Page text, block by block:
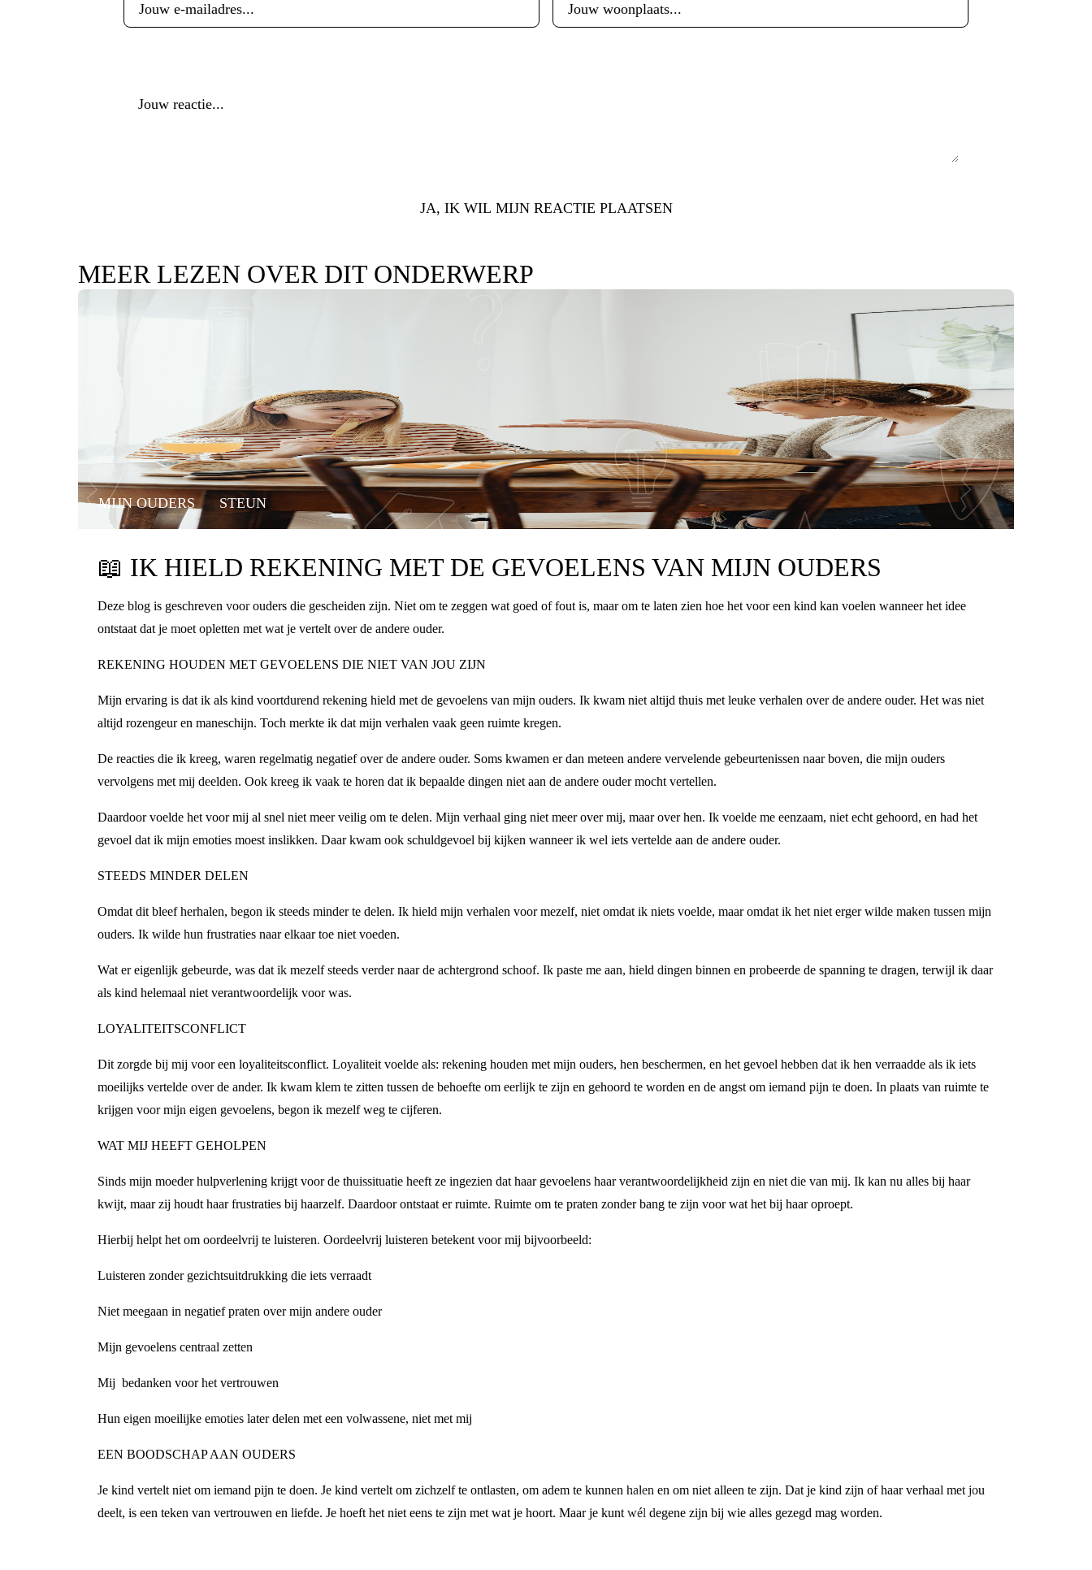
JA, IK WIL MIJN REACTIE PLAATSEN
MEER LEZEN OVER DIT ONDERWERP
MIJN OUDERS STEUN
📖 IK HIELD REKENING MET DE GEVOELENS VAN MIJN OUDERS
Deze blog is geschreven voor ouders die gescheiden zijn. Niet om te zeggen wat goed of fout is, maar om te laten zien hoe het voor een kind kan voelen wanneer het idee
ontstaat dat je moet opletten met wat je vertelt over de andere ouder.
REKENING HOUDEN MET GEVOELENS DIE NIET VAN JOU ZIJN
Mijn ervaring is dat ik als kind voortdurend rekening hield met de gevoelens van mijn ouders. Ik kwam niet altijd thuis met leuke verhalen over de andere ouder. Het was niet
altijd rozengeur en maneschijn. Toch merkte ik dat mijn verhalen vaak geen ruimte kregen.
De reacties die ik kreeg, waren regelmatig negatief over de andere ouder. Soms kwamen er dan meteen andere vervelende gebeurtenissen naar boven, die mijn ouders
vervolgens met mij deelden. Ook kreeg ik vaak te horen dat ik bepaalde dingen niet aan de andere ouder mocht vertellen.
Daardoor voelde het voor mij al snel niet meer veilig om te delen. Mijn verhaal ging niet meer over mij, maar over hen. Ik voelde me eenzaam, niet echt gehoord, en had het
gevoel dat ik mijn emoties moest inslikken. Daar kwam ook schuldgevoel bij kijken wanneer ik wel iets vertelde aan de andere ouder.
STEEDS MINDER DELEN
Omdat dit bleef herhalen, begon ik steeds minder te delen. Ik hield mijn verhalen voor mezelf, niet omdat ik niets voelde, maar omdat ik het niet erger wilde maken tussen mijn
ouders. Ik wilde hun frustraties naar elkaar toe niet voeden.
Wat er eigenlijk gebeurde, was dat ik mezelf steeds verder naar de achtergrond schoof. Ik paste me aan, hield dingen binnen en probeerde de spanning te dragen, terwijl ik daar
als kind helemaal niet verantwoordelijk voor was.
LOYALITEITSCONFLICT
Dit zorgde bij mij voor een loyaliteitsconflict. Loyaliteit voelde als: rekening houden met mijn ouders, hen beschermen, en het gevoel hebben dat ik hen verraadde als ik iets
moeilijks vertelde over de ander. Ik kwam klem te zitten tussen de behoefte om eerlijk te zijn en gehoord te worden en de angst om iemand pijn te doen. In plaats van ruimte te
krijgen voor mijn eigen gevoelens, begon ik mezelf weg te cijferen.
WAT MIJ HEEFT GEHOLPEN
Sinds mijn moeder hulpverlening krijgt voor de thuissituatie heeft ze ingezien dat haar gevoelens haar verantwoordelijkheid zijn en niet die van mij. Ik kan nu alles bij haar
kwijt, maar zij houdt haar frustraties bij haarzelf. Daardoor ontstaat er ruimte. Ruimte om te praten zonder bang te zijn voor wat het bij haar oproept.
Hierbij helpt het om oordeelvrij te luisteren. Oordeelvrij luisteren betekent voor mij bijvoorbeeld:
Luisteren zonder gezichtsuitdrukking die iets verraadt
Niet meegaan in negatief praten over mijn andere ouder
Mijn gevoelens centraal zetten
Mij bedanken voor het vertrouwen
Hun eigen moeilijke emoties later delen met een volwassene, niet met mij
EEN BOODSCHAP AAN OUDERS
Je kind vertelt niet om iemand pijn te doen. Je kind vertelt om zichzelf te ontlasten, om adem te kunnen halen en om niet alleen te zijn. Dat je kind zijn of haar verhaal met jou
deelt, is een teken van vertrouwen en liefde. Je hoeft het niet eens te zijn met wat je hoort. Maar je kunt wél degene zijn bij wie alles gezegd mag worden.